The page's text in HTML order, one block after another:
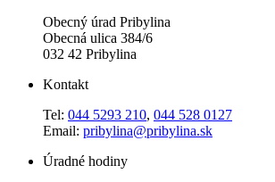
Obecný úrad Pribylina
Obecná ulica 384/6
032 42 Pribylina
Kontakt
Tel: 044 5293 210, 044 528 0127
Email: pribylina@pribylina.sk
Úradné hodiny